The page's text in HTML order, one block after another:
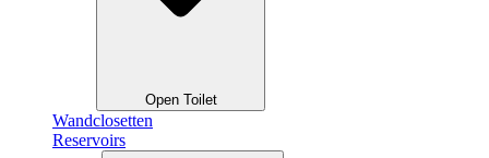
Open Toilet
Wandclosetten
Reservoirs